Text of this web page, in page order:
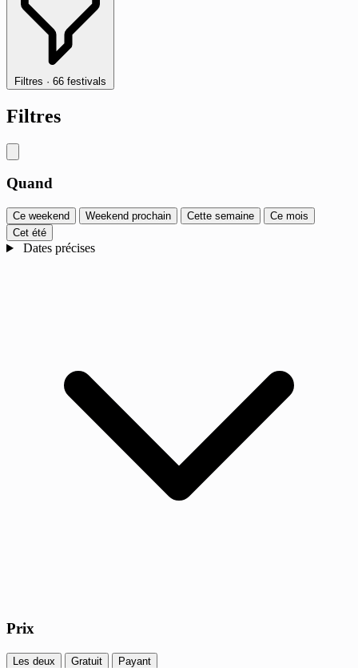
Filtres · 66 festivals
Filtres
Quand
Ce weekend Weekend prochain Cette semaine
Ce mois
Cet été
Dates précises
Prix
Les deux Gratuit Payant